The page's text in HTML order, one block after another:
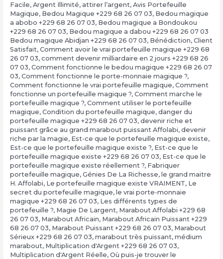
Facile, Argent Illimité, attirer l’argent, Avis Portefeuille
Magique, Bedou Magique +229 68 26 07 03, Bedou magique
a abobo +229 68 26 07 03, Bedou magique a Bondoukou
+229 68 26 07 03, Bedou magique a dabou +229 68 26 07 03
Bedou magique Abidjan +229 68 26 07 03, Bénédiction, Client
Satisfait, Comment avoir le vrai portefeuille magique +229 68
26 07 03, comment devenir milliardaire en 2 jours +229 68 26
07 03, Comment fonctionne le bedou magique +229 68 26 07
03, Comment fonctionne le porte-monnaie magique ?,
Comment fonctionne le vrai portefeuille magique, Comment
fonctionne un portefeuille magique ?, Comment marche le
portefeuille magique ?, Comment utiliser le portefeuille
magique, Condition du portefeuille magique, danger du
portefeuille magique +229 68 26 07 03, devenir riche et
puissant grâce au grand marabout puissant Affolabi, devenir
riche par la magie, Est-ce que le portefeuille magique existe,
Est-ce que le portefeuille magique existe ?, Est-ce que le
portefeuille magique existe +229 68 26 07 03, Est-ce que le
portefeuille magique existe réellement ?, Fabriquer
portefeuille magique, Génies De La Richesse, le grand maitre
H. Affolabi, Le portefeuille magique existe VRAIMENT, Le
secret du portefeuille magique, le vrai porte-monnaie
magique +229 68 26 07 03, Les différents types de
portefeuille ?, Magie De Largent, Marabout Affolabi +229 68
26 07 03, Marabout Africain, Marabout Africain Puissant +229
68 26 07 03, Marabout Puissant +229 68 26 07 03, Marabout
Sérieux +229 68 26 07 03, marabout très puissant, médium
marabout, Multiplication d'Argent +229 68 26 07 03,
Multiplication d'Argent Réelle, Où puis-je trouver le